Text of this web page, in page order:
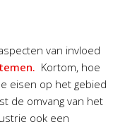
van invloed
Kortom, hoe
eisen op het gebied
de omvang van het
ook een